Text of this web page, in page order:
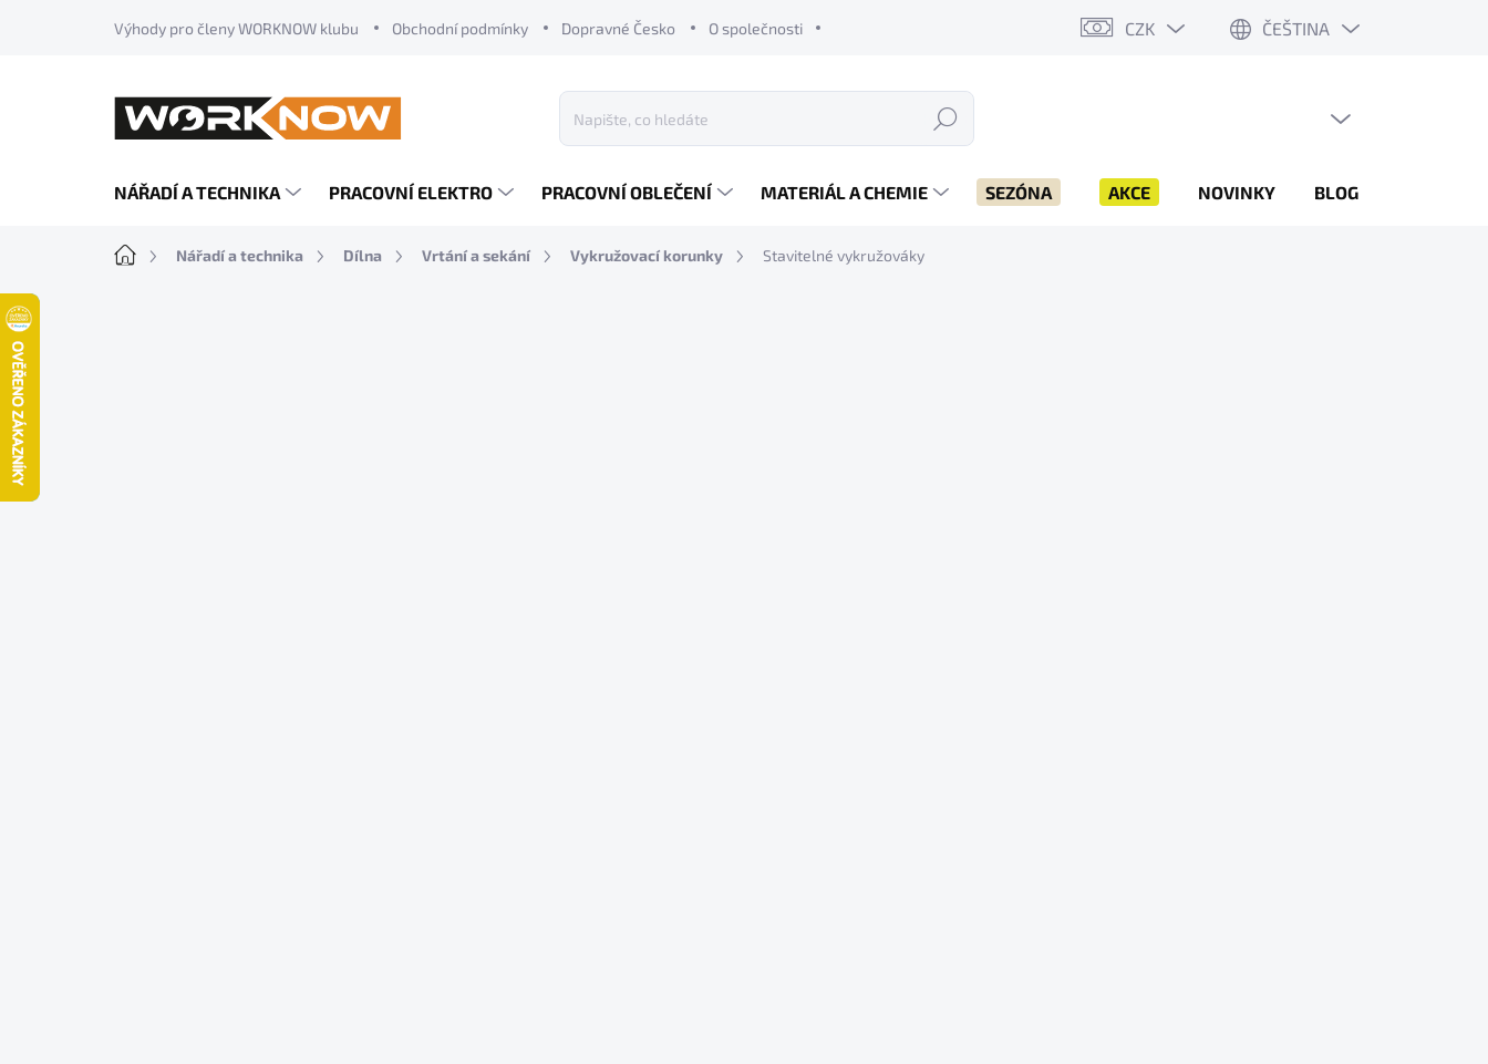
Výhody pro členy WORKNOW klubu Obchodní podmínky Dopravné Česko O společnosti CZK ČEŠTINA
Hledat
NÁŘADÍ A TECHNIKA PRACOVNÍ ELEKTRO PRACOVNÍ OBLEČENÍ MATERIÁL A CHEMIE SEZÓNA AKCE NOVINKY BLOG
Domů Nářadí a technika Dílna Vrtání a sekání Vykružovací korunky Stavitelné vykružováky